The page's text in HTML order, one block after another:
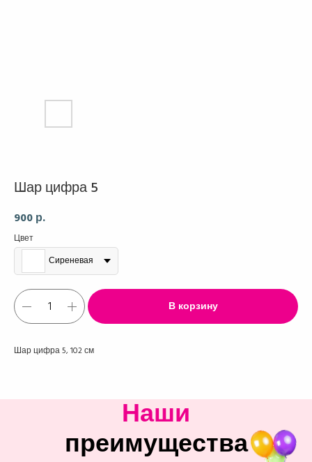
Шар цифра 5
900 р.
Цвет
Сиреневая
В корзину
Шар цифра 5, 102 см
Наши
преимущества